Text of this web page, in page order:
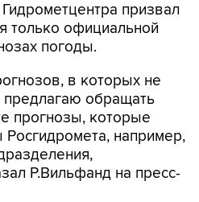
призвал
только официальной
погоды.
в которых не
предлагаю обращать
прогнозы, которые
Росгидромета, например,
Р.Вильфанд на пресс-